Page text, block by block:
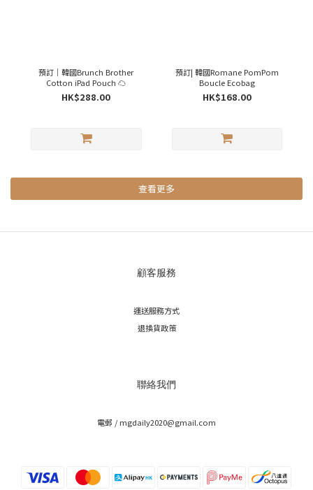
預訂｜韓國Brunch Brother
Cotton iPad Pouch ☁️
HK$288.00
預訂| 韓國Romane PomPom
Boucle Ecobag
HK$168.00
查看更多
顧客服務
運送服務方式
退換貨政策
聯絡我們
電郵 / mgdaily2020@gmail.com